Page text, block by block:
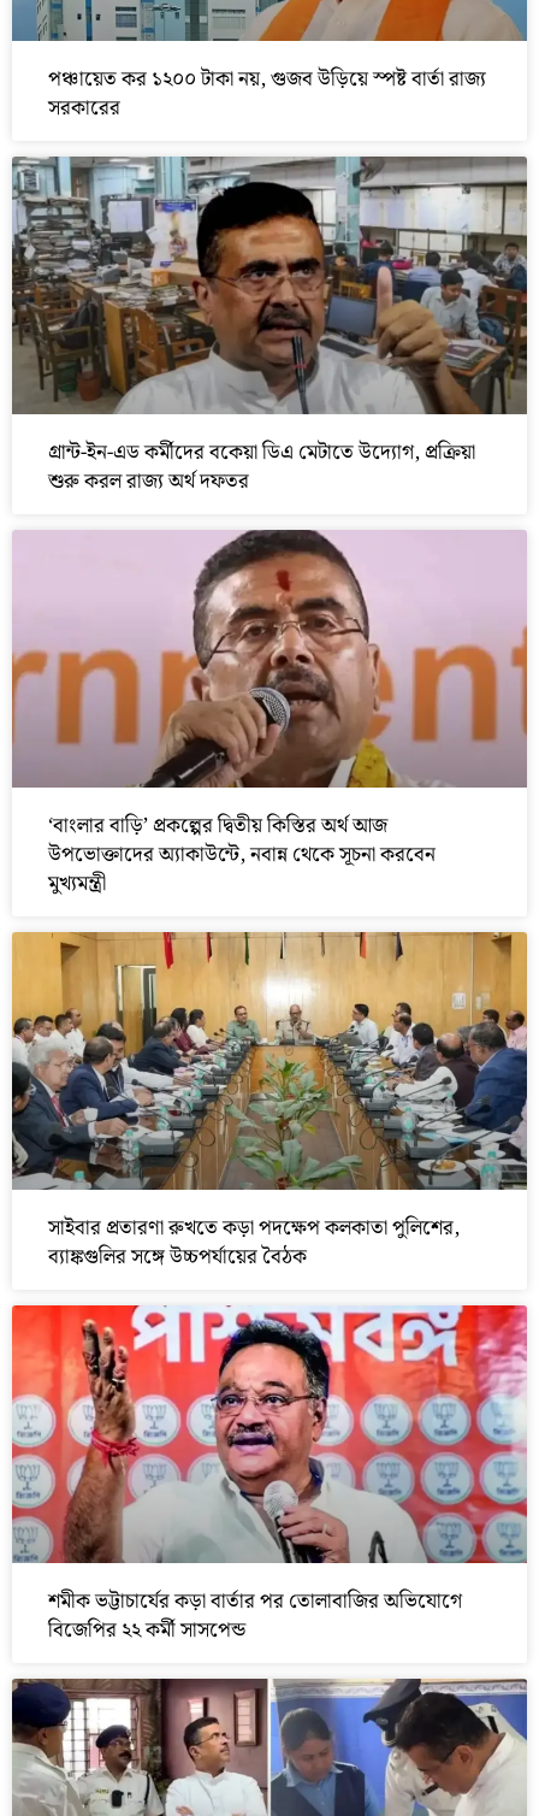
পঞ্চায়েত কর ১২০০ টাকা নয়, গুজব উড়িয়ে স্পষ্ট বার্তা রাজ্য
সরকারের
গ্রান্ট-ইন-এড কর্মীদের বকেয়া ডিএ মেটাতে উদ্যোগ, প্রক্রিয়া
শুরু করল রাজ্য অর্থ দফতর
‘বাংলার বাড়ি’ প্রকল্পের দ্বিতীয় কিস্তির অর্থ আজ
উপভোক্তাদের অ্যাকাউন্টে, নবান্ন থেকে সূচনা করবেন
মুখ্যমন্ত্রী
সাইবার প্রতারণা রুখতে কড়া পদক্ষেপ কলকাতা পুলিশের,
ব্যাঙ্কগুলির সঙ্গে উচ্চপর্যায়ের বৈঠক
শমীক ভট্টাচার্যের কড়া বার্তার পর তোলাবাজির অভিযোগে
বিজেপির ২২ কর্মী সাসপেন্ড